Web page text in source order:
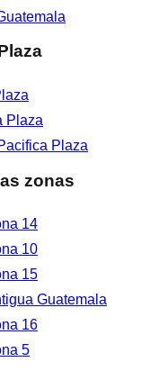
Plaza
Plaza
zonas
14
10
15
Guatemala
16
5